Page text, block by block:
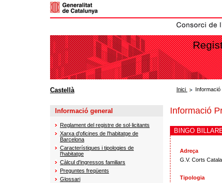
Castellà Inici
Informació general
Reglament del registre de sol·licitants
Xarxa d'oficines de l'habitatge de
Barcelona
Característiques i tipologies de
l'habitatge
Càlcul d'ingressos familiars
Preguntes freqüents
Glossari
Informació
BINGO
Adreça
G.V. Corts
Tipologia